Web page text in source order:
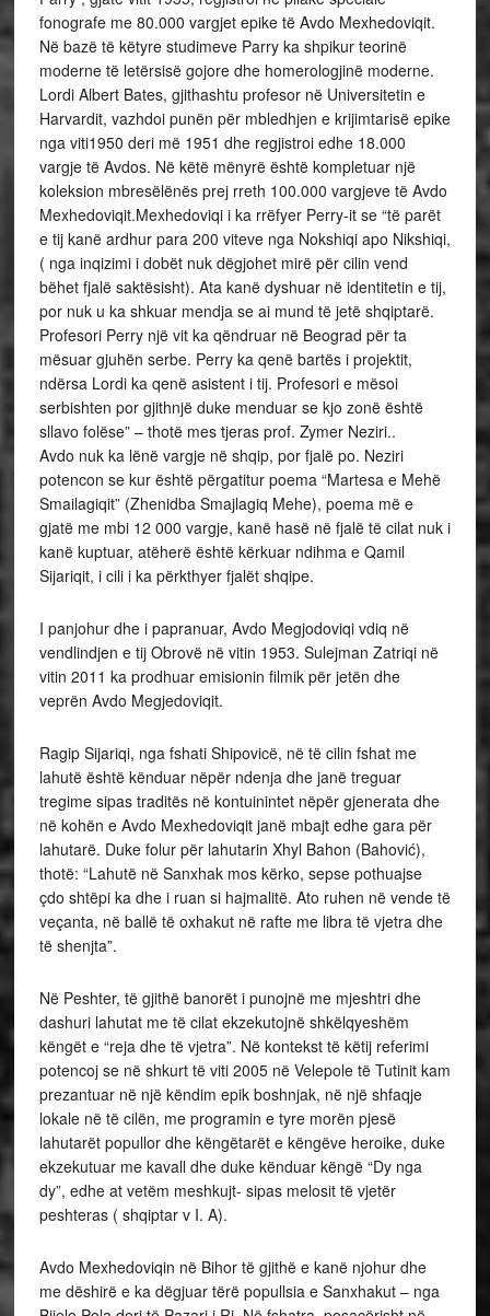
fonografe me 80.000 vargjet epike të Avdo Mexhedoviqit.
Në bazë të këtyre studimeve Parry ka shpikur teorinë
moderne të letërsisë gojore dhe homerologjinë moderne.
Lordi Albert Bates, gjithashtu profesor në Universitetin e
Harvardit, vazhdoi punën për mbledhjen e krijimtarisë epike
nga viti1950 deri më 1951 dhe regjistroi edhe 18.000
vargje të Avdos. Në këtë mënyrë është kompletuar një
koleksion mbresëlënës prej rreth 100.000 vargjeve të Avdo
Mexhedoviqit.Mexhedoviqi i ka rrëfyer Perry-it se “të parët
e tij kanë ardhur para 200 viteve nga Nokshiqi apo Nikshiqi,
( nga inqizimi i dobët nuk dëgjohet mirë për cilin vend
bëhet fjalë saktësisht). Ata kanë dyshuar në identitetin e tij,
por nuk u ka shkuar mendja se ai mund të jetë shqiptarë.
Profesori Perry një vit ka qëndruar në Beograd për ta
mësuar gjuhën serbe. Perry ka qenë bartës i projektit,
ndërsa Lordi ka qenë asistent i tij. Profesori e mësoi
serbishten por gjithnjë duke menduar se kjo zonë është
sllavo folëse” – thotë mes tjeras prof. Zymer Neziri..
Avdo nuk ka lënë vargje në shqip, por fjalë po. Neziri
potencon se kur është përgatitur poema “Martesa e Mehë
Smailagiqit” (Zhenidba Smajlagiq Mehe), poema më e
gjatë me mbi 12 000 vargje, kanë hasë në fjalë të cilat nuk i
kanë kuptuar, atëherë është kërkuar ndihma e Qamil
Sijariqit, i cili i ka përkthyer fjalët shqipe.
I panjohur dhe i papranuar, Avdo Megjodoviqi vdiq në
vendlindjen e tij Obrovë në vitin 1953. Sulejman Zatriqi në
vitin 2011 ka prodhuar emisionin filmik për jetën dhe
veprën Avdo Megjedoviqit.
Ragip Sijariqi, nga fshati Shipovicë, në të cilin fshat me
lahutë është kënduar nëpër ndenja dhe janë treguar
tregime sipas traditës në kontuinintet nëpër gjenerata dhe
në kohën e Avdo Mexhedoviqit janë mbajt edhe gara për
lahutarë. Duke folur për lahutarin Xhyl Bahon (Bahović),
thotë: “Lahutë në Sanxhak mos kërko, sepse pothuajse
çdo shtëpi ka dhe i ruan si hajmalitë. Ato ruhen në vende të
veçanta, në ballë të oxhakut në rafte me libra të vjetra dhe
të shenjta”.
Në Peshter, të gjithë banorët i punojnë me mjeshtri dhe
dashuri lahutat me të cilat ekzekutojnë shkëlqyeshëm
këngët e “reja dhe të vjetra”. Në kontekst të këtij referimi
potencoj se në shkurt të viti 2005 në Velepole të Tutinit kam
prezantuar në një këndim epik boshnjak, në një shfaqje
lokale në të cilën, me programin e tyre morën pjesë
lahutarët popullor dhe këngëtarët e këngëve heroike, duke
ekzekutuar me kavall dhe duke kënduar këngë “Dy nga
dy”, edhe at vetëm meshkujt- sipas melosit të vjetër
peshteras ( shqiptar v I. A).
Avdo Mexhedoviqin në Bihor të gjithë e kanë njohur dhe
me dëshirë e ka dëgjuar tërë popullsia e Sanxhakut – nga